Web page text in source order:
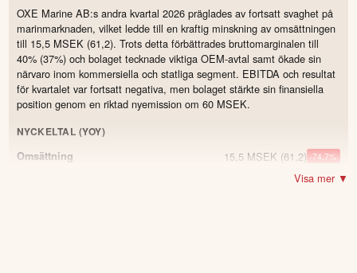
OXE Marine AB:s andra kvartal 2026 präglades av fortsatt svaghet på
marinmarknaden, vilket ledde till en kraftig minskning av omsättningen
till 15,5 MSEK (61,2). Trots detta förbättrades bruttomarginalen till
40% (37%) och bolaget tecknade viktiga OEM-avtal samt ökade sin
närvaro inom kommersiella och statliga segment. EBITDA och resultat
för kvartalet var fortsatt negativa, men bolaget stärkte sin finansiella
position genom en riktad nyemission om 60 MSEK.
NYCKELTAL (YOY)
Omsättning
15,5 MSEK (61,2) -74.7%
−18,1 MSEK(−0,7)
Visa mer ▼